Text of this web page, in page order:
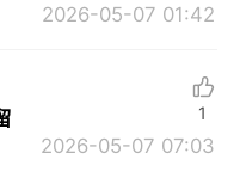
2026-05-07 01:42
2026-05-07 07:03
1